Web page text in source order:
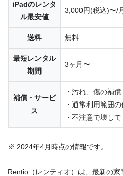
iPadのレンタ
ル最安値
3,000円(税込)〜/
送料 無料
最短レンタル
期間
3ヶ月〜
補償・サービ
ス
・汚れ、傷の補償
・通常利用範囲
・不注意で壊し
※ 2024年4月時点の情報です。
Rentio（レンティオ）は、最新の